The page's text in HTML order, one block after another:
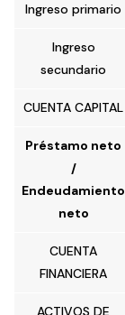
Ingreso primario
Ingreso
secundario
CUENTA CAPITAL
Préstamo neto
/
Endeudamiento
neto
CUENTA
FINANCIERA